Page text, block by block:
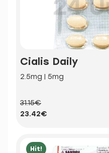
Cialis Daily
2.5mg | 5mg
31.15€
23.42€
Hit!